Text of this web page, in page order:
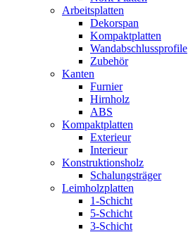
Arbeitsplatten
Dekorspan
Kompaktplatten
Wandabschlussprofile
Zubehör
Kanten
Furnier
Hirnholz
ABS
Kompaktplatten
Exterieur
Interieur
Konstruktionsholz
Schalungsträger
Leimholzplatten
1-Schicht
5-Schicht
3-Schicht